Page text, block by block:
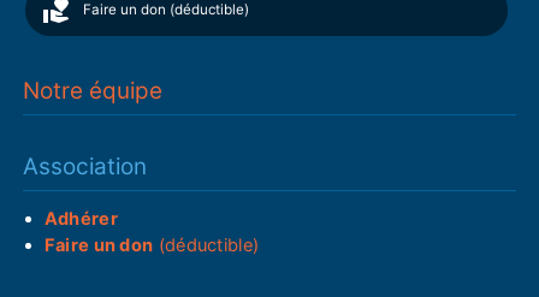
Faire un don (déductible)
Notre équipe
Association
Adhérer
Faire un don (déductible)